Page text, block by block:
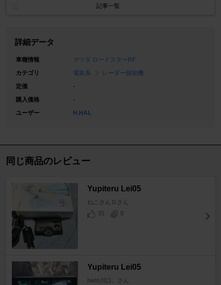
記事一覧
詳細データ
車種情報
マツダ ロードスターRF
カテゴリ
電装系
レーダー探知機
定価
-
購入価格
-
ユーザー
H.HAL
同じ商品のレビュー
Yupiteru Lei05
ねこさんＤさん
35
0
Yupiteru Lei05
hero川口、さん